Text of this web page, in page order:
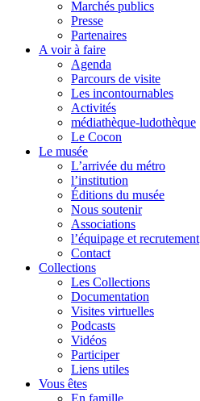
Marchés publics
Presse
Partenaires
A voir à faire
Agenda
Parcours de visite
Les incontournables
Activités
médiathèque-ludothèque
Le Cocon
Le musée
L’arrivée du métro
l’institution
Éditions du musée
Nous soutenir
Associations
l’équipage et recrutement
Contact
Collections
Les Collections
Documentation
Visites virtuelles
Podcasts
Vidéos
Participer
Liens utiles
Vous êtes